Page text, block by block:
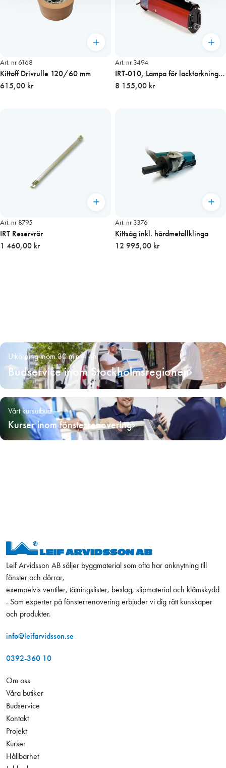
Art. nr 6168
Kittoff Drivrulle 120/60 mm
615,00 kr
Art. nr 3494
IRT-010, Lampa för lacktorkning &
kittborttagning
8 155,00 kr
Art. nr 8795
IRT Reservrör
1 460,00 kr
Art. nr 3376
Kittsåg inkl. hårdmetallklinga
12 995,00 kr
Utkörning inom 30 min – 4h
Budservice inom Stockholmsregionen
Vårt kursutbud
Kurser inom fönsterrenovering
Leif Arvidsson AB säljer byggmaterial som ofta har anknytning till
fönster och dörrar,
exempelvis ventiler, tätningslister, beslag, slipmaterial och klämskydd
. Som experter på fönsterrenovering erbjuder vi dig rätt kunskaper
och produkter.
info@leifarvidsson.se
0392-360 10
Om oss
Våra butiker
Budservice
Kontakt
Projekt
Kurser
Hållbarhet